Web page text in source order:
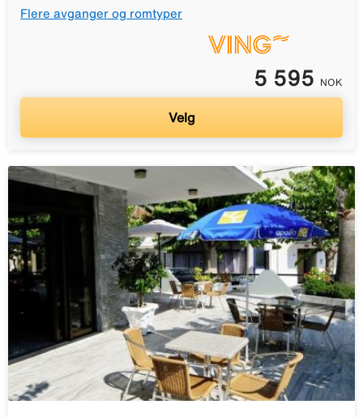
Flere avganger og romtyper
5 595 NOK
Velg